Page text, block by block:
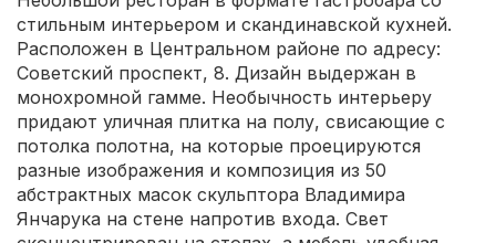
стильным интерьером и скандинавской кухней.
Расположен в Центральном районе по адресу:
Советский проспект, 8. Дизайн выдержан в
монохромной гамме. Необычность интерьеру
придают уличная плитка на полу, свисающие с
потолка полотна, на которые проецируются
разные изображения и композиция из 50
абстрактных масок скульптора Владимира
Янчарука на стене напротив входа. Свет